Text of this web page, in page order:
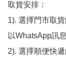
取貨安排：
1). 選擇門市取
以WhatsApp訊
2). 選擇順便快